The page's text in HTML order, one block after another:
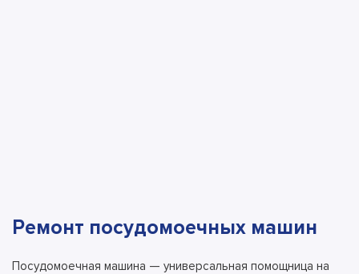
Ремонт посудомоечных машин
Посудомоечная машина — универсальная помощница на